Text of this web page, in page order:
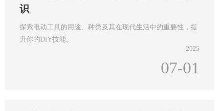
识
探索电动工具的用途、种类及其在现代生活中的重要性，提
升你的DIY技能。
2025
07-01